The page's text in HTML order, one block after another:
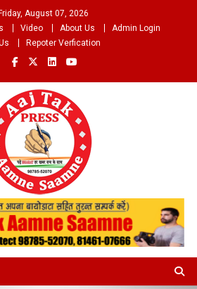
Friday, August 07, 2026
Video About Us
Admin Login
Repoter Verfication
Saamne.com